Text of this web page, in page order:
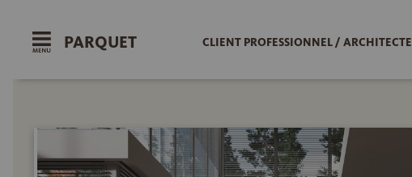
PARQUET CLIENT PROFESSIONNEL / ARCHITECTE